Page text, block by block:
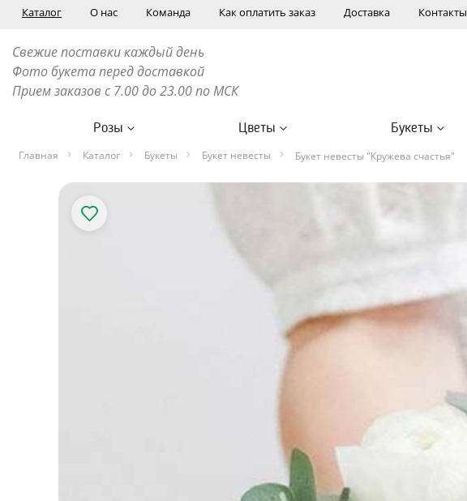
Каталог О нас Команда Как оплатить заказ Доставка Контакты
Свежие поставки каждый день
Фото букета перед доставкой
Прием заказов с 7.00 до 23.00 по МСК
Розы Цветы Букеты
Главная Каталог Букеты Букет невесты Букет невесты "Кружева счастья"